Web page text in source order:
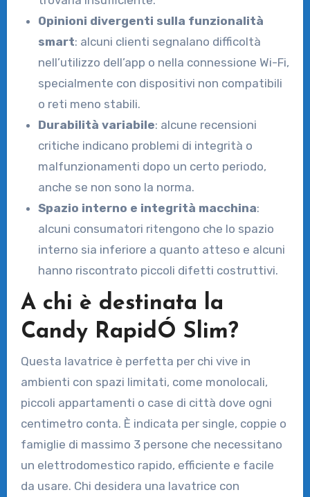
Opinioni divergenti sulla funzionalità
smart: alcuni clienti segnalano difficoltà
nell’utilizzo dell’app o nella connessione Wi-Fi,
specialmente con dispositivi non compatibili
o reti meno stabili.
Durabilità variabile: alcune recensioni
critiche indicano problemi di integrità o
malfunzionamenti dopo un certo periodo,
anche se non sono la norma.
Spazio interno e integrità macchina:
alcuni consumatori ritengono che lo spazio
interno sia inferiore a quanto atteso e alcuni
hanno riscontrato piccoli difetti costruttivi.
A chi è destinata la
Candy RapidÓ Slim?
Questa lavatrice è perfetta per chi vive in
ambienti con spazi limitati, come monolocali,
piccoli appartamenti o case di città dove ogni
centimetro conta. È indicata per single, coppie o
famiglie di massimo 3 persone che necessitano
un elettrodomestico rapido, efficiente e facile
da usare. Chi desidera una lavatrice con